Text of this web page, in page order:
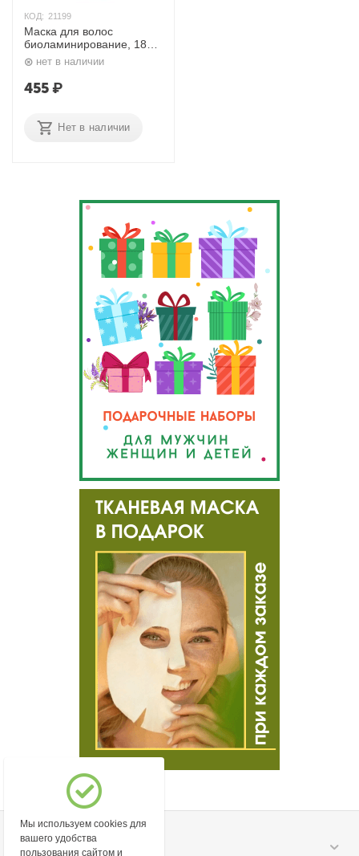
КОД: 21199
Маска для волос
биоламинирование, 180
гр. Happy Lab
нет в наличии
455₽
Нет в наличии
Моя учетная запись
Мы используем cookies для
вашего удобства
пользования сайтом и